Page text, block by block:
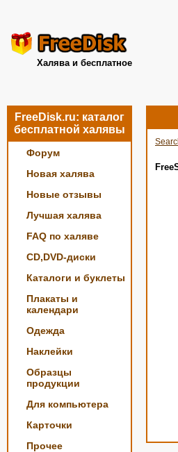
Халява и бесплатное
FreeDisk.ru: каталог
бесплатной халявы
Форум
Новая халява
Новые отзывы
Лучшая халява
FAQ по халяве
CD,DVD-диски
Каталоги и буклеты
Плакаты и
календари
Одежда
Наклейки
Образцы
продукции
Для компьютера
Карточки
Прочее